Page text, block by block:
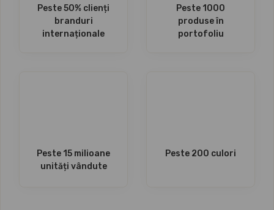
Peste 50% clienți
branduri
internaționale
Peste 1000
produse în
portofoliu
Peste 15 milioane
unități vândute
Peste 200 culori